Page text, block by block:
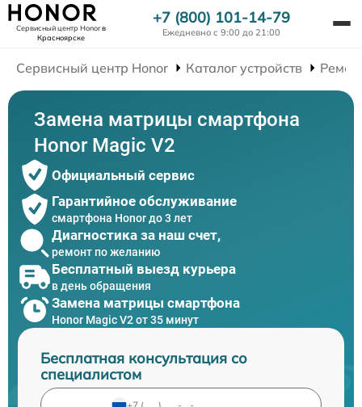
Сервисный центр Honorв
Красноярске
+7 (800) 101-14-79
Ежедневно с 9:00 до 21:00
Сервисный центр Honor Каталог устройств
Замена матрицы смартфона
Honor Magic V2
Официальный сервис
Гарантийное обслуживание
смартфона Honor до 3 лет
Диагностика за наш счет,
ремонт по желанию
Бесплатный выезд курьера
в день обращения
Замена матрицы смартфона
Honor Magic V2 от 35 минут
Бесплатная консультация со
специалистом